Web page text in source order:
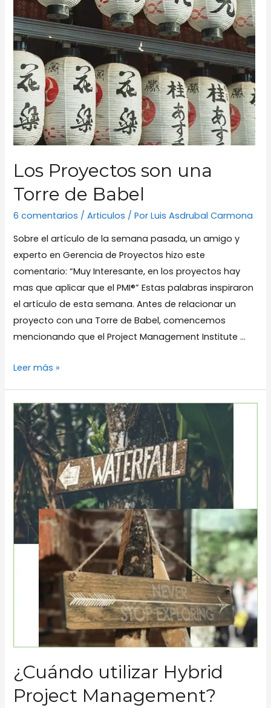
Los Proyectos son una
Torre de Babel
6 comentarios /Articulos / PorLuis Asdrubal Carmona
Sobre el artículo de la semana pasada, un amigo y
experto en Gerencia de Proyectos hizo este
comentario: “Muy Interesante, en los proyectos hay
mas que aplicar que el PMI®” Estas palabras inspiraron
el artículo de esta semana. Antes de relacionar un
proyecto con una Torre de Babel, comencemos
mencionando que el Project Management Institute …
Los
una
Torre
Babel
Leer más »
¿Cuándo utilizar Hybrid
Project Management?